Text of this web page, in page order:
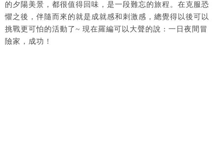
的夕陽美景，都很值得回味，是一段難忘的旅程。在克服恐
懼之後，伴隨而來的就是成就感和刺激感，總覺得以後可以
挑戰更可怕的活動了~ 現在羅編可以大聲的說 : 一日夜間冒
險家，成功 !